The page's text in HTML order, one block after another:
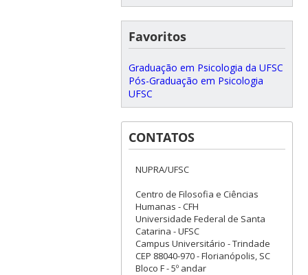
Favoritos
Graduação em Psicologia da UFSC
Pós-Graduação em Psicologia
UFSC
CONTATOS
NUPRA/UFSC
Centro de Filosofia e Ciências
Humanas - CFH
Universidade Federal de Santa
Catarina - UFSC
Campus Universitário - Trindade
CEP 88040-970 - Florianópolis, SC
Bloco F - 5º andar